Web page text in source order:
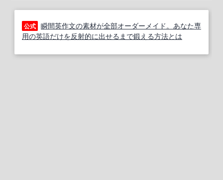
公式 瞬間英作文の素材が全部オーダーメイド。あなた専
用の英語だけを反射的に出せるまで鍛える方法とは